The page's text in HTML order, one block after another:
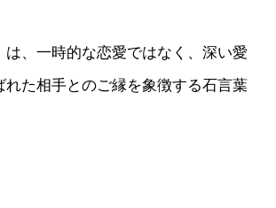
は、一時的な恋愛ではなく、深い愛
れた相手とのご縁を象徴する石言葉